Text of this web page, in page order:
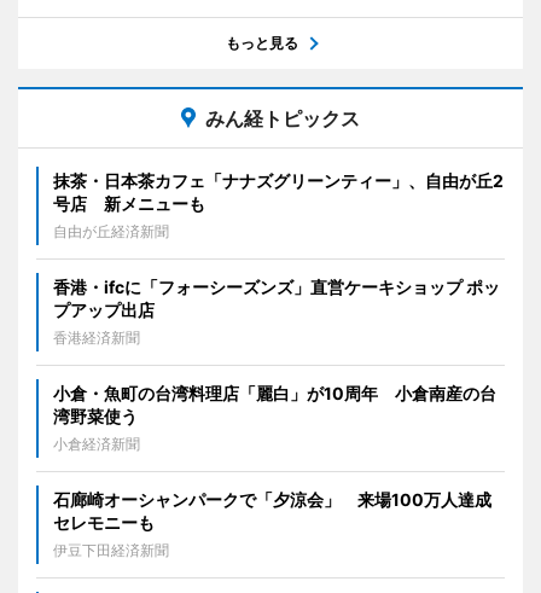
もっと見る
みん経トピックス
抹茶・日本茶カフェ「ナナズグリーンティー」、自由が丘2
号店 新メニューも
自由が丘経済新聞
香港・ifcに「フォーシーズンズ」直営ケーキショップ ポッ
プアップ出店
香港経済新聞
小倉・魚町の台湾料理店「麗白」が10周年 小倉南産の台
湾野菜使う
小倉経済新聞
石廊崎オーシャンパークで「夕涼会」 来場100万人達成
セレモニーも
伊豆下田経済新聞